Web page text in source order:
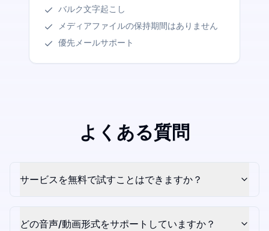
バルク文字起こし
メディアファイルの保持期間はありません
優先メールサポート
よくある質問
サービスを無料で試すことはできますか？
どの音声/動画形式をサポートしていますか？